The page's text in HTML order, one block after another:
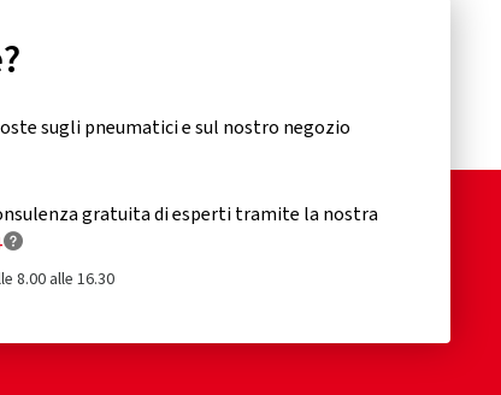
sugli pneumatici e sul nostro negozio
gratuita di esperti tramite la nostra
8.00 alle 16.30